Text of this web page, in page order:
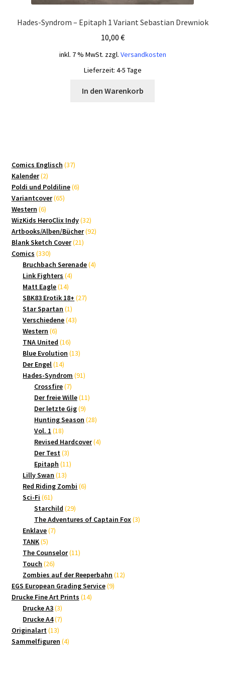
Hades-Syndrom – Epitaph 1 Variant Sebastian Drewniok
10,00 €
inkl. 7 % MwSt. zzgl. Versandkosten
Lieferzeit: 4-5 Tage
In den Warenkorb
Comics Englisch 3737
Kalender 22
Produkte
Poldi und Poldiline 66
Variantcover 6565
Western 66
Produkte
WizKids HeroClix Indy 3232
Produkte
Artbooks/Alben/Bücher 9292
Blank Sketch Cover 2121
Comics 330330
Produkte
Bruchbach Serenade 44
Link Fighters 44
Matt Eagle 1414
Produkte
SBK83 Erotik 18+ 2727
Star Spartan 11
Produkt
Verschiedene 4343
Western 66
Produkte
TNA United 1616
Produkte
Blue Evolution 1313
Der Engel 1414
Produkte
Hades-Syndrom 9191
Crossfire 77
Produkte
Der freie Wille 1111
Der letzte Gig 99
Produkte
Hunting Season 2828
Vol. 1 1818
Produkte
Revised Hardcover 44
Der Test 33
Produkte
Epitaph 1111
Lilly Swan 1313
Produkte
Red Riding Zombi 66
Sci-Fi 6161
Produkte
Starchild 2929
Produkte
The Adventures of Captain Fox 33
Enklave 77
TANK 55
Produkte
The Counselor 1111
Touch 2626
Produkte
Zombies auf der Reeperbahn 1212
EGS European Grading Service 99
Drucke Fine Art Prints 1414
Drucke A3 33
Produkte
Drucke A4 77
Originalart 1313
Produkte
Sammelfiguren 44